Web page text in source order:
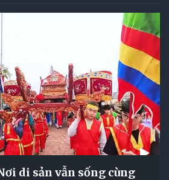
di sản vẫn sống cùng